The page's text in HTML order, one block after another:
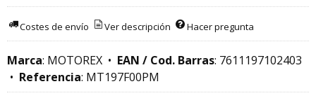
Costes de envío Ver descripción Hacer pregunta
Marca: MOTOREX • EAN / Cod. Barras: 7611197102403
• Referencia: MT197F00PM